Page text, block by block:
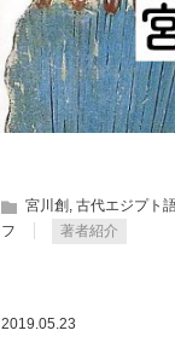
宮川創, 古代エジプト
フ
著者紹介
2019.05.23